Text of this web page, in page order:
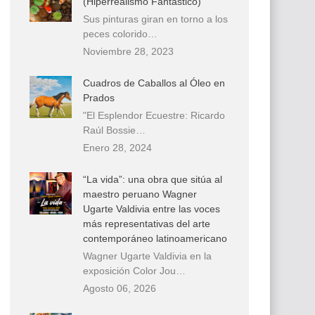
Sus pinturas giran en torno a los
peces colorido…
Noviembre 28, 2023
Cuadros de Caballos al Óleo en
Prados
"El Esplendor Ecuestre: Ricardo
Raúl Bossie…
Enero 28, 2024
“La vida”: una obra que sitúa al
maestro peruano Wagner
Ugarte Valdivia entre las voces
más representativas del arte
contemporáneo latinoamericano
Wagner Ugarte Valdivia en la
exposición Color Jou…
Agosto 06, 2026